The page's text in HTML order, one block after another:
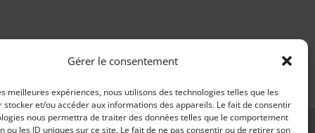
Gérer le consentement
meilleures expériences, nous utilisons des technologies telles que les
stocker et/ou accéder aux informations des appareils. Le fait de consentir
nous permettra de traiter des données telles que le comportement
ou les ID uniques sur ce site. Le fait de ne pas consentir ou de retirer son